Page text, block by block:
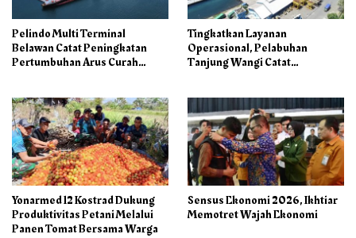
Pelindo Multi Terminal
Belawan Catat Peningkatan
Pertumbuhan Arus Curah
Tingkatkan Layanan
Operasional, Pelabuhan
Tanjung Wangi Catat
Yonarmed 12 Kostrad Dukung
Produktivitas Petani Melalui
Panen Tomat Bersama Warga
Sensus Ekonomi 2026, Ikhtiar
Memotret Wajah Ekonomi